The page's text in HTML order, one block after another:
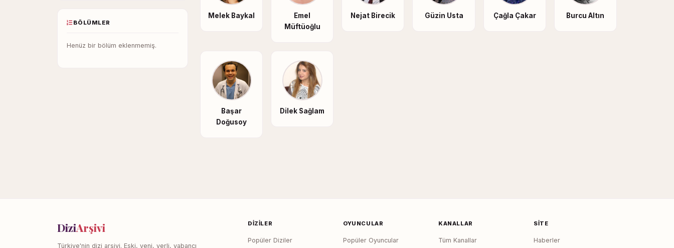
BÖLÜMLER
Henüz bir bölüm eklenmemiş.
Melek Baykal
Emel
Müftüoğlu
Nejat Birecik Güzin Usta Çağla Çakar Burcu Altın
Başar
Doğusoy
Dilek Sağlam
DiziArşivi
Türkiye'nin dizi arşivi. Eski, yeni, yerli, yabancı
DIZILER
Popüler Diziler
OYUNCULAR
Popüler Oyuncular
KANALLAR
Tüm Kanallar
SITE
Haberler